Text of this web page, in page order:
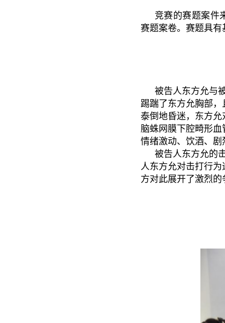
竞赛的赛题案件
赛题案卷。赛题具
被告人东方允与
踢踹了东方允胸部
泰倒地昏迷，东方
脑蛛网膜下腔畸形
情绪激动、饮酒、
被告人东方允的
人东方允对击打行
方对此展开了激烈的